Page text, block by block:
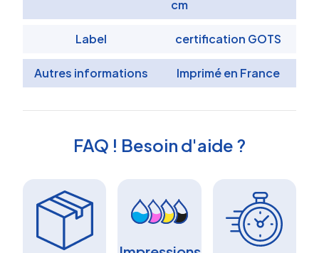
cm
Label certification GOTS
Autres informations Imprimé en France
FAQ ! Besoin d'aide ?